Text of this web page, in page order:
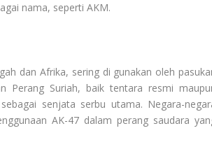
nama, seperti AKM.
dan Afrika, sering di gunakan oleh
Perang Suriah, baik tentara resmi
senjata serbu utama. Negara-
AK-47 dalam perang saudara